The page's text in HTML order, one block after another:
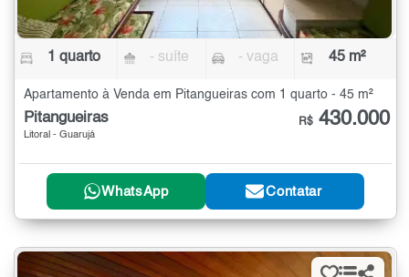
1 quarto - suíte - vaga 45 m²
Apartamento à Venda em Pitangueiras com 1 quarto - 45 m²
Pitangueiras
Litoral - Guarujá
R$ 430.000
WhatsApp Contatar